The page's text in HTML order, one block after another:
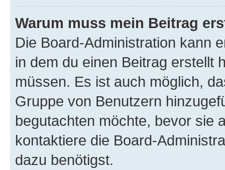
Warum muss mein Beitrag
Die Board-Administration kann
in dem du einen Beitrag erstellt
müssen. Es ist auch möglich,
Gruppe von Benutzern
begutachten möchte, bevor sie
kontaktiere die Board-
dazu benötigst.